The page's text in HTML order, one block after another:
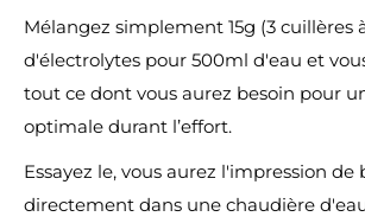
Mélangez simplement 15g (3 cuillères
d'électrolytes pour 500ml d'eau et
tout ce dont vous aurez besoin pour
optimale durant l’effort.
Essayez le, vous aurez l'impression de
directement dans une chaudière